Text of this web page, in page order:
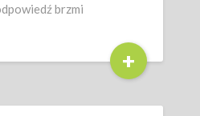
brzmi
+